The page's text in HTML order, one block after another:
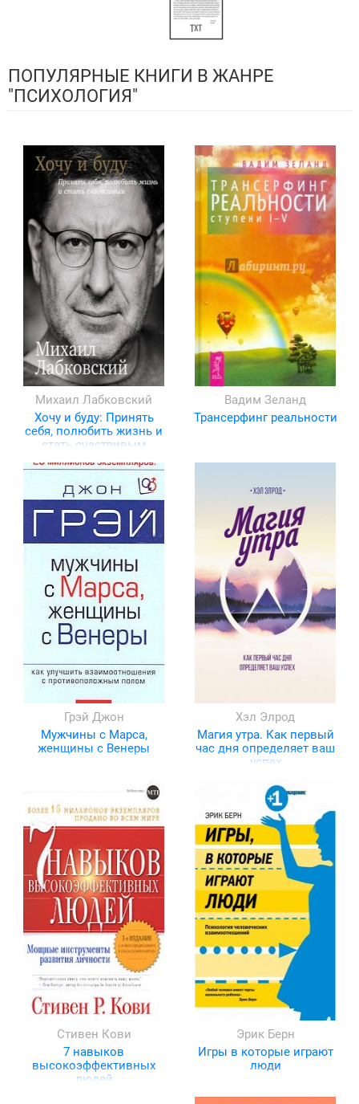
ПОПУЛЯРНЫЕ КНИГИ В ЖАНРЕ
"ПСИХОЛОГИЯ"
Михаил Лабковский
Хочу и буду: Принять
себя, полюбить жизнь и
стать счастливым
Вадим Зеланд
Трансерфинг реальности
Грэй Джон
Мужчины с Марса,
женщины с Венеры
Хэл Элрод
Магия утра. Как первый
час дня определяет ваш
успех
Стивен Кови
7 навыков
высокоэффективных
людей
Эрик Берн
Игры в которые играют
люди